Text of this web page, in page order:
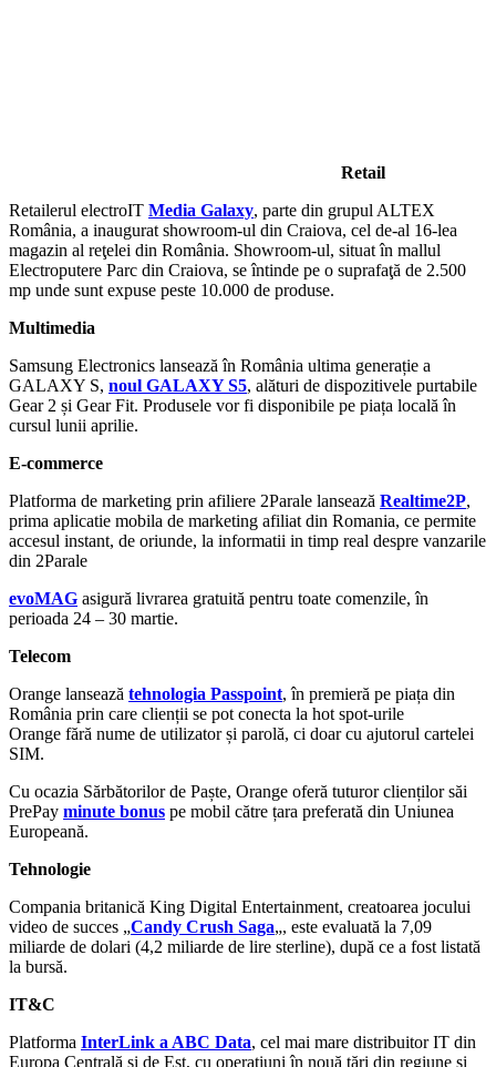
Retail
Retailerul electroIT Media Galaxy, parte din grupul ALTEX
România, a inaugurat showroom-ul din Craiova, cel de-al 16-lea
magazin al reţelei din România. Showroom-ul, situat în mallul
Electroputere Parc din Craiova, se întinde pe o suprafaţă de 2.500
mp unde sunt expuse peste 10.000 de produse.
Multimedia
Samsung Electronics lansează în România ultima generație a
GALAXY S, noul GALAXY S5, alături de dispozitivele purtabile
Gear 2 și Gear Fit. Produsele vor fi disponibile pe piața locală în
cursul lunii aprilie.
E-commerce
Platforma de marketing prin afiliere 2Parale lansează Realtime2P,
prima aplicatie mobila de marketing afiliat din Romania, ce permite
accesul instant, de oriunde, la informatii in timp real despre vanzarile
din 2Parale
evoMAG asigură livrarea gratuită pentru toate comenzile, în
perioada 24 – 30 martie.
Telecom
Orange lansează tehnologia Passpoint, în premieră pe piața din
România prin care clienții se pot conecta la hot spot-urile
Orange fără nume de utilizator și parolă, ci doar cu ajutorul cartelei
SIM.
Cu ocazia Sărbătorilor de Paște, Orange oferă tuturor clienților săi
PrePay minute bonus pe mobil către țara preferată din Uniunea
Europeană.
Tehnologie
Compania britanică King Digital Entertainment, creatoarea jocului
video de succes „Candy Crush Saga„, este evaluată la 7,09
miliarde de dolari (4,2 miliarde de lire sterline), după ce a fost listată
la bursă.
IT&C
Platforma InterLink a ABC Data, cel mai mare distribuitor IT din
Europa Centrală și de Est, cu operațiuni în nouă țări din regiune și